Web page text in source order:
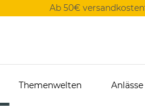
Ab 50€
Themenwelten Anlässe